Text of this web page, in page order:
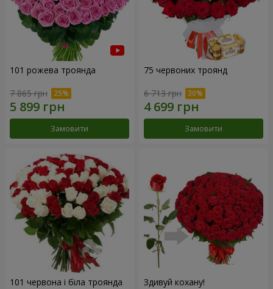
101 рожева троянда
7 865 грн
Замовити
75 червоних троянд
6 713 грн
Замовити
101 червона і біла троянда Здивуй кохану!